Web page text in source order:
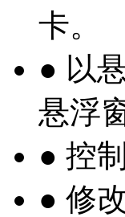
卡。
● 以
悬浮
● 控
● 修